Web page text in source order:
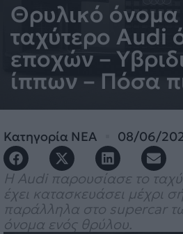
Θρυλικό όνομα
ταχύτερο Audi
εποχών –
ίππων – Πόσα
Κατηγορία ΝΕΑ 08/06/
Η Audi παρουσίασε το
έχει κατασκευάσει μέχρι
παράλληλα στο supercar
όνομα ενός θρύλου.